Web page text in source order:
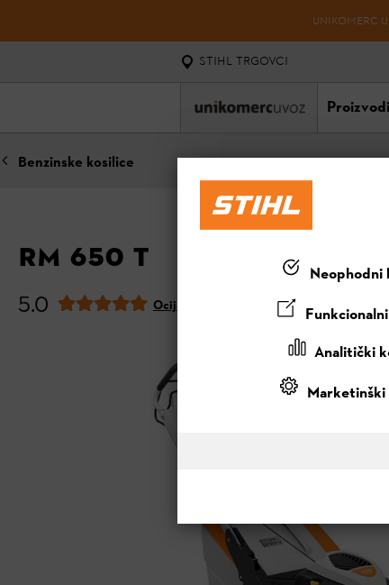
UNIKOMERC
STIHL TRGOVCI
Proizvodi
Benzinske kosilice
RM 650 T
5.0 Ocijeni ovaj proizvod
Neophodni
Analitički
Marketinški